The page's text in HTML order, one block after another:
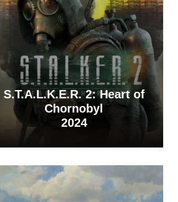
S.T.A.L.K.E.R. 2: Heart of
Chornobyl
2024